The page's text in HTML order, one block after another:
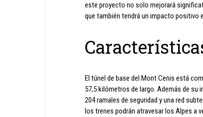
este proyecto no solo mejorará
que también tendrá un impacto positivo
El túnel de base del Mont Cenis está
57,5 kilómetros de largo. Además de
204 ramales de seguridad y una red
los trenes podrán atravesar los Alpes a